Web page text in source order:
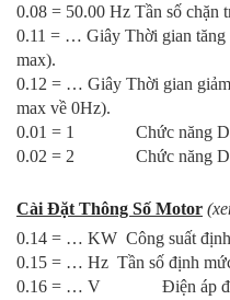
0.08 = 50.00 Hz Tần số chặn
0.11 = … Giây Thời gian tăng
max).
0.12 = … Giây Thời gian
max về 0Hz).
0.01 = 1
Chức năng
0.02 = 2 Chức năng
Cài Đặt Thông Số Motor
0.14 = … KW Công suất định
0.15 = … Hz Tần số định
0.16 = … V Điện áp định